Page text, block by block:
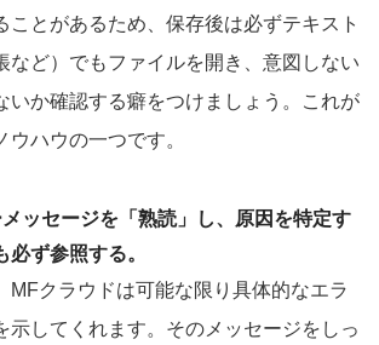
ことがあるため、保存後は必ずテキスト
など）でもファイルを開き、意図しない
いか確認する癖をつけましょう。これが
ハウの一つです。
メッセージを「熟読」し、原因を特定す
ず参照する。
MFクラウドは可能な限り具体的なエラ
示してくれます。そのメッセージをしっ